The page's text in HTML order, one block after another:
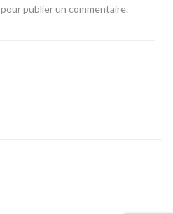
pour publier un commentaire.